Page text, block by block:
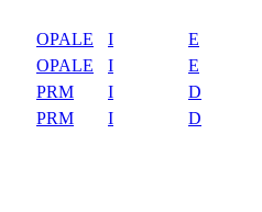
OPALE I
E
OPALE I
E
PRM I
D
PRM I
D